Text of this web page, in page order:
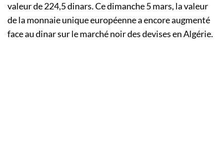
valeur de 224,5 dinars. Ce dimanche 5 mars, la valeur
de la monnaie unique européenne a encore augmenté
face au dinar sur le marché noir des devises en Algérie.